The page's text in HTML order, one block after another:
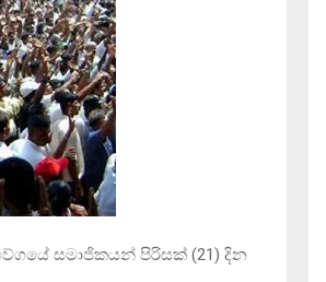
සමාජිකයන් පිරිසක් (21) දින